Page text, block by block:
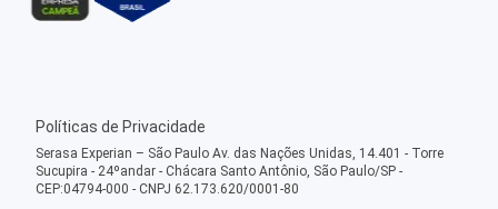
Políticas de Privacidade
Serasa Experian – São Paulo Av. das Nações Unidas, 14.401 - Torre
Sucupira - 24ºandar - Chácara Santo Antônio, São Paulo/SP -
CEP:04794-000 - CNPJ 62.173.620/0001-80